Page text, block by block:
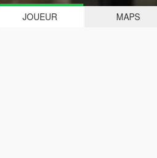
JOUEUR MAPS